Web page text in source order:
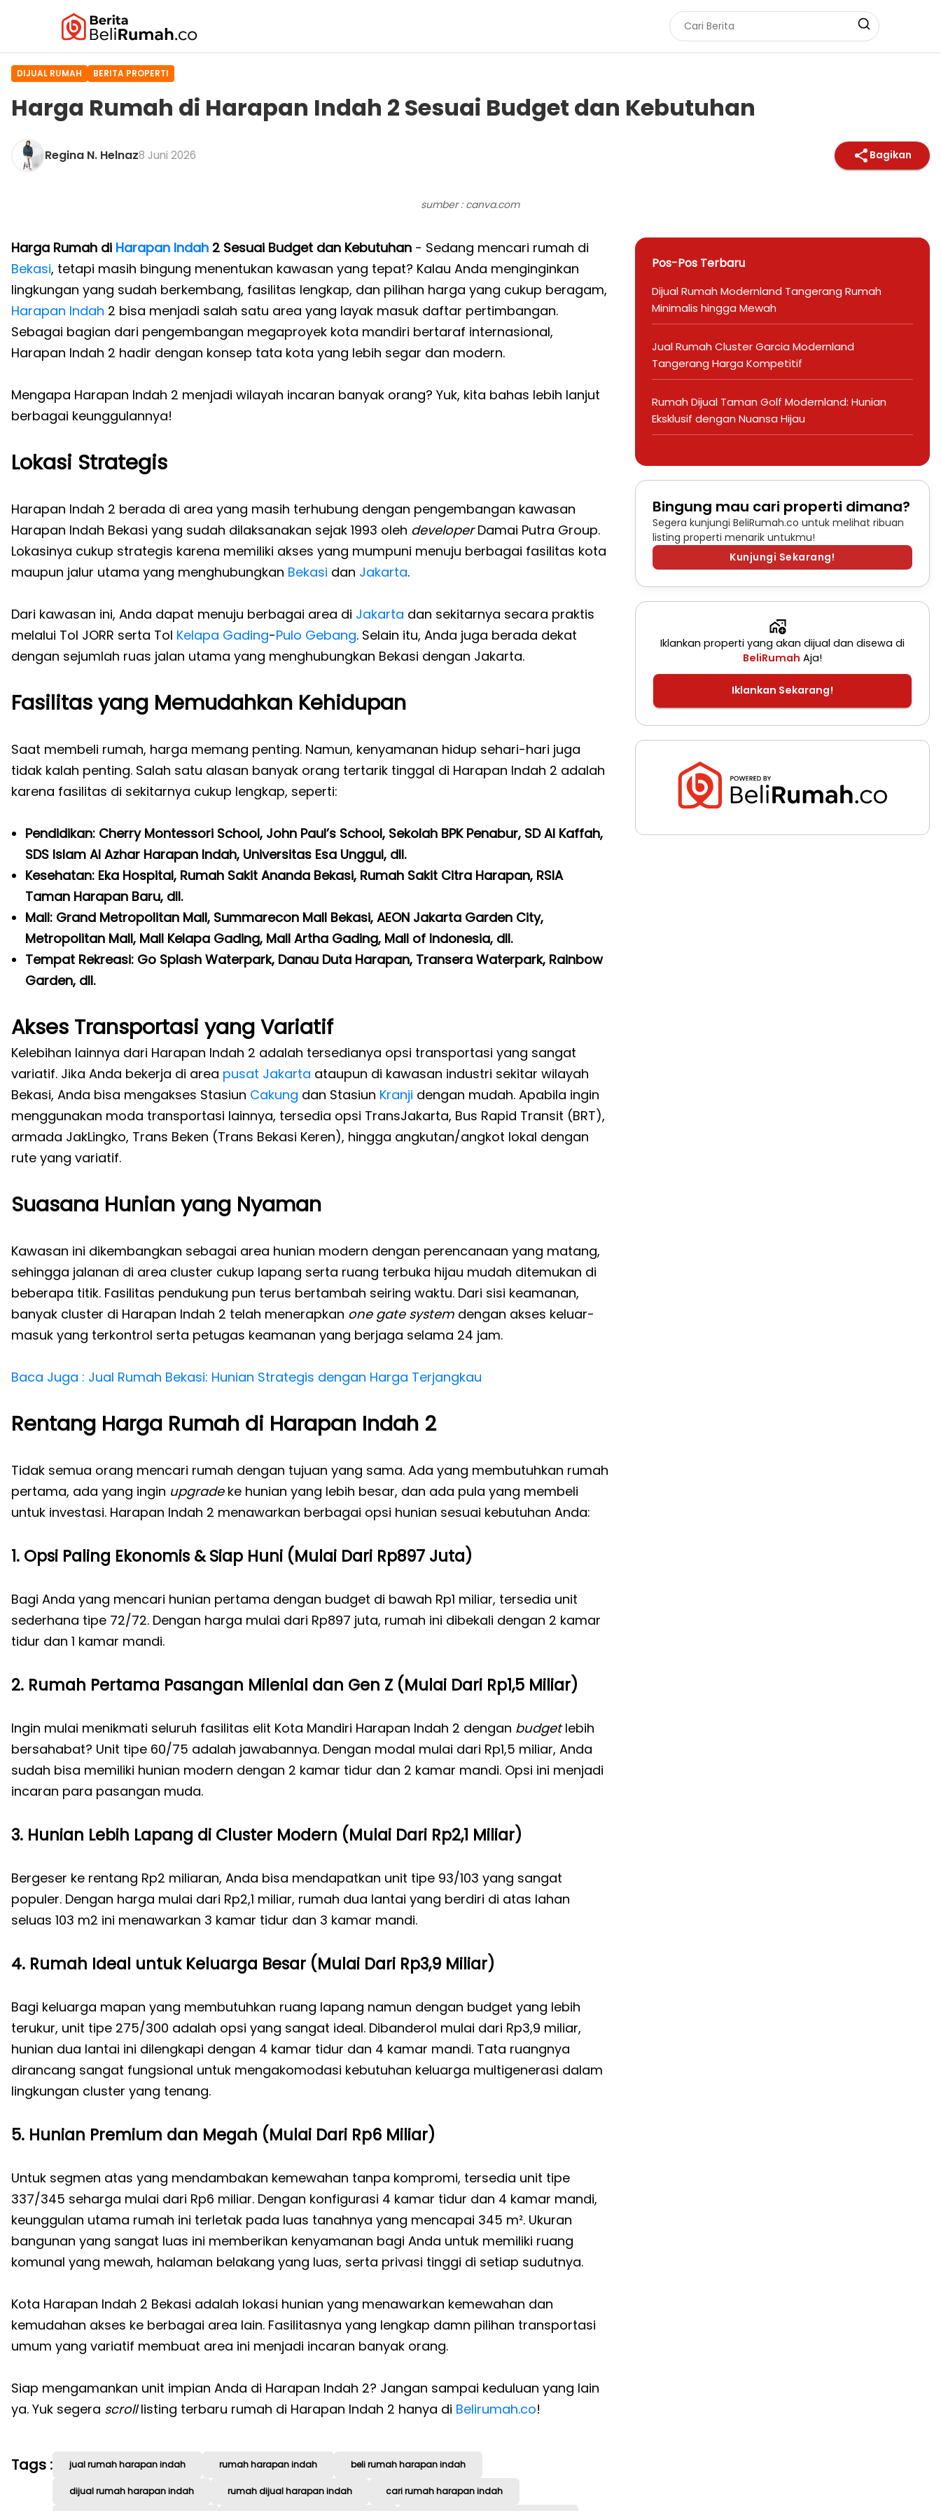
DIJUAL RUMAH BERITA PROPERTI
Harga Rumah di Harapan Indah 2 Sesuai Budget dan Kebutuhan
Regina N. Helnaz8 Juni 2026 Bagikan
sumber : canva.com
Harga Rumah di Harapan Indah 2 Sesuai Budget dan Kebutuhan - Sedang mencari rumah di
Bekasi, tetapi masih bingung menentukan kawasan yang tepat? Kalau Anda menginginkan
lingkungan yang sudah berkembang, fasilitas lengkap, dan pilihan harga yang cukup beragam,
Harapan Indah 2 bisa menjadi salah satu area yang layak masuk daftar pertimbangan.
Sebagai bagian dari pengembangan megaproyek kota mandiri bertaraf internasional,
Harapan Indah 2 hadir dengan konsep tata kota yang lebih segar dan modern.
Mengapa Harapan Indah 2 menjadi wilayah incaran banyak orang? Yuk, kita bahas lebih lanjut
berbagai keunggulannya!
Lokasi Strategis
Harapan Indah 2 berada di area yang masih terhubung dengan pengembangan kawasan
Harapan Indah Bekasi yang sudah dilaksanakan sejak 1993 oleh developerDamai Putra Group.
Lokasinya cukup strategis karena memiliki akses yang mumpuni menuju berbagai fasilitas kota
maupun jalur utama yang menghubungkan Bekasi dan Jakarta.
Dari kawasan ini, Anda dapat menuju berbagai area di Jakarta dan sekitarnya secara praktis
melalui Tol JORR serta Tol Kelapa Gading-Pulo Gebang. Selain itu, Anda juga berada dekat
dengan sejumlah ruas jalan utama yang menghubungkan Bekasi dengan Jakarta.
Fasilitas yang Memudahkan Kehidupan
Saat membeli rumah, harga memang penting. Namun, kenyamanan hidup sehari-hari juga
tidak kalah penting. Salah satu alasan banyak orang tertarik tinggal di Harapan Indah 2 adalah
karena fasilitas di sekitarnya cukup lengkap, seperti:
Pendidikan: Cherry Montessori School, John Paul’s School, Sekolah BPK Penabur, SD Al Kaffah,
SDS Islam Al Azhar Harapan Indah, Universitas Esa Unggul, dll.
Kesehatan: Eka Hospital, Rumah Sakit Ananda Bekasi, Rumah Sakit Citra Harapan, RSIA
Taman Harapan Baru, dll.
Mall: Grand Metropolitan Mall, Summarecon Mall Bekasi, AEON Jakarta Garden City,
Metropolitan Mall, Mall Kelapa Gading, Mall Artha Gading, Mall of Indonesia, dll.
Tempat Rekreasi: Go Splash Waterpark, Danau Duta Harapan, Transera Waterpark, Rainbow
Garden, dll.
Akses Transportasi yang Variatif
Kelebihan lainnya dari Harapan Indah 2 adalah tersedianya opsi transportasi yang sangat
variatif. Jika Anda bekerja di area pusat Jakarta ataupun di kawasan industri sekitar wilayah
Bekasi, Anda bisa mengakses Stasiun Cakung dan Stasiun Kranji dengan mudah. Apabila ingin
menggunakan moda transportasi lainnya, tersedia opsi TransJakarta, Bus Rapid Transit (BRT),
armada JakLingko, Trans Beken (Trans Bekasi Keren), hingga angkutan/angkot lokal dengan
rute yang variatif.
Suasana Hunian yang Nyaman
Kawasan ini dikembangkan sebagai area hunian modern dengan perencanaan yang matang,
sehingga jalanan di area cluster cukup lapang serta ruang terbuka hijau mudah ditemukan di
beberapa titik. Fasilitas pendukung pun terus bertambah seiring waktu. Dari sisi keamanan,
banyak cluster di Harapan Indah 2 telah menerapkan one gate system dengan akses keluar-
masuk yang terkontrol serta petugas keamanan yang berjaga selama 24 jam.
Baca Juga : Jual Rumah Bekasi: Hunian Strategis dengan Harga Terjangkau
Rentang Harga Rumah di Harapan Indah 2
Tidak semua orang mencari rumah dengan tujuan yang sama. Ada yang membutuhkan rumah
pertama, ada yang ingin upgradeke hunian yang lebih besar, dan ada pula yang membeli
untuk investasi. Harapan Indah 2 menawarkan berbagai opsi hunian sesuai kebutuhan Anda:
1. Opsi Paling Ekonomis & Siap Huni (Mulai Dari Rp897 Juta)
Bagi Anda yang mencari hunian pertama dengan budget di bawah Rp1 miliar, tersedia unit
sederhana tipe 72/72. Dengan harga mulai dari Rp897 juta, rumah ini dibekali dengan 2 kamar
tidur dan 1 kamar mandi.
2. Rumah Pertama Pasangan Milenial dan Gen Z (Mulai Dari Rp1,5 Miliar)
Ingin mulai menikmati seluruh fasilitas elit Kota Mandiri Harapan Indah 2 dengan budgetlebih
bersahabat? Unit tipe 60/75 adalah jawabannya. Dengan modal mulai dari Rp1,5 miliar, Anda
sudah bisa memiliki hunian modern dengan 2 kamar tidur dan 2 kamar mandi. Opsi ini menjadi
incaran para pasangan muda.
3. Hunian Lebih Lapang di Cluster Modern (Mulai Dari Rp2,1 Miliar)
Bergeser ke rentang Rp2 miliaran, Anda bisa mendapatkan unit tipe 93/103 yang sangat
populer. Dengan harga mulai dari Rp2,1 miliar, rumah dua lantai yang berdiri di atas lahan
seluas 103 m2 ini menawarkan 3 kamar tidur dan 3 kamar mandi.
4. Rumah Ideal untuk Keluarga Besar (Mulai Dari Rp3,9 Miliar)
Bagi keluarga mapan yang membutuhkan ruang lapang namun dengan budget yang lebih
terukur, unit tipe 275/300 adalah opsi yang sangat ideal. Dibanderol mulai dari Rp3,9 miliar,
hunian dua lantai ini dilengkapi dengan 4 kamar tidur dan 4 kamar mandi. Tata ruangnya
dirancang sangat fungsional untuk mengakomodasi kebutuhan keluarga multigenerasi dalam
lingkungan cluster yang tenang.
5. Hunian Premium dan Megah (Mulai Dari Rp6 Miliar)
Untuk segmen atas yang mendambakan kemewahan tanpa kompromi, tersedia unit tipe
337/345 seharga mulai dari Rp6 miliar. Dengan konfigurasi 4 kamar tidur dan 4 kamar mandi,
keunggulan utama rumah ini terletak pada luas tanahnya yang mencapai 345 m². Ukuran
bangunan yang sangat luas ini memberikan kenyamanan bagi Anda untuk memiliki ruang
komunal yang mewah, halaman belakang yang luas, serta privasi tinggi di setiap sudutnya.
Kota Harapan Indah 2 Bekasi adalah lokasi hunian yang menawarkan kemewahan dan
kemudahan akses ke berbagai area lain. Fasilitasnya yang lengkap damn pilihan transportasi
umum yang variatif membuat area ini menjadi incaran banyak orang.
Siap mengamankan unit impian Anda di Harapan Indah 2? Jangan sampai keduluan yang lain
ya. Yuk segera scrolllisting terbaru rumah di Harapan Indah 2 hanya di Belirumah.co!
Tags : jual rumah harapan indah rumah harapan indah beli rumah harapan indah
dijual rumah harapan indah rumah dijual harapan indah cari rumah harapan indah
Pos-Pos Terbaru
Dijual Rumah Modernland Tangerang Rumah
Minimalis hingga Mewah
Jual Rumah Cluster Garcia Modernland
Tangerang Harga Kompetitif
Rumah Dijual Taman Golf Modernland: Hunian
Eksklusif dengan Nuansa Hijau
Bingung mau cari properti dimana?
Segera kunjungi BeliRumah.co untuk melihat ribuan
listing properti menarik untukmu!
Kunjungi Sekarang!
Iklankan properti yang akan dijual dan disewa di
BeliRumah Aja!
Iklankan Sekarang!